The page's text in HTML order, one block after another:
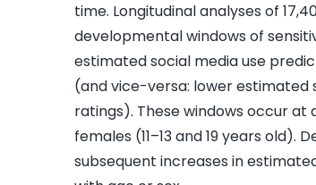
time. Longitudinal analyses of
developmental windows of
estimated social media use
(and vice-versa: lower estimated
ratings). These windows occur at
females (11–13 and 19 years
subsequent increases in